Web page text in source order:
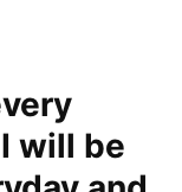
will be